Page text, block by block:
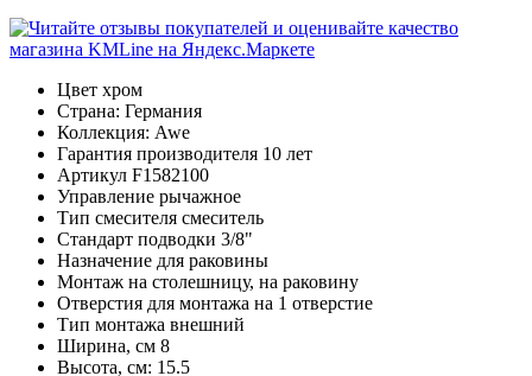
Цвет хром
Страна: Германия
Коллекция: Awe
Гарантия производителя 10 лет
Артикул F1582100
Управление рычажное
Тип смесителя смеситель
Стандарт подводки 3/8"
Назначение для раковины
Монтаж на столешницу, на раковину
Отверстия для монтажа на 1 отверстие
Тип монтажа внешний
Ширина, см 8
Высота, см: 15.5